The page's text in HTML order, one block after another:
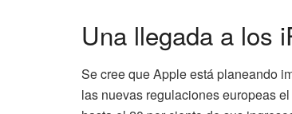
Una llegada a los
Se cree que Apple está planeando
las nuevas regulaciones europeas